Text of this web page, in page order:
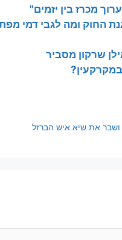
מכרז בין יזמים"
החוק ומה לגבי דמי
שרקון מסביר
במקרקעין?